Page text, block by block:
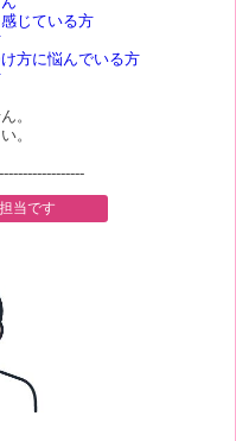
じている方
方に悩んでいる方
。
。
当です